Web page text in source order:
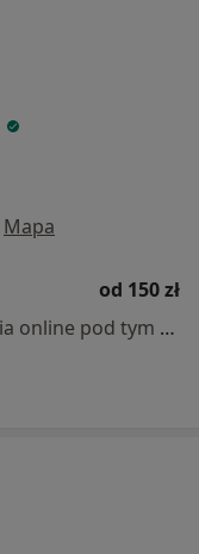
Mapa
od 150 zł
Specjalista nie oferuje umawiania online pod tym adresem.